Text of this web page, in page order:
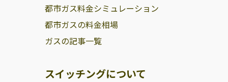
都市ガス料金シミュレーション
都市ガスの料金相場
ガスの記事一覧
スイッチングについて